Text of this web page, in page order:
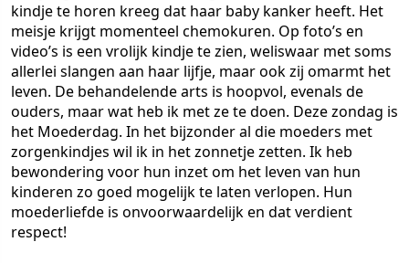
kindje te horen kreeg dat haar baby kanker heeft. Het
meisje krijgt momenteel chemokuren. Op foto’s en
video’s is een vrolijk kindje te zien, weliswaar met soms
allerlei slangen aan haar lijfje, maar ook zij omarmt het
leven. De behandelende arts is hoopvol, evenals de
ouders, maar wat heb ik met ze te doen. Deze zondag is
het Moederdag. In het bijzonder al die moeders met
zorgenkindjes wil ik in het zonnetje zetten. Ik heb
bewondering voor hun inzet om het leven van hun
kinderen zo goed mogelijk te laten verlopen. Hun
moederliefde is onvoorwaardelijk en dat verdient
respect!